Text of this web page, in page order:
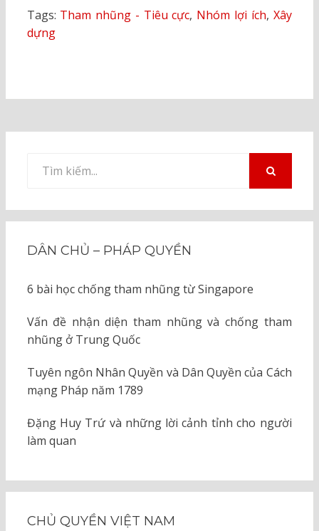
Tags: Tham nhũng - Tiêu cực, Nhóm lợi ích, Xây
dựng
kiếm
DÂN CHỦ – PHÁP QUYỀN
6 bài học chống tham nhũng từ Singapore
Vấn đề nhận diện tham nhũng và chống tham
nhũng ở Trung Quốc
Tuyên ngôn Nhân Quyền và Dân Quyền của Cách
mạng Pháp năm 1789
Đặng Huy Trứ và những lời cảnh tỉnh cho người
làm quan
CHỦ QUYỀN VIỆT NAM